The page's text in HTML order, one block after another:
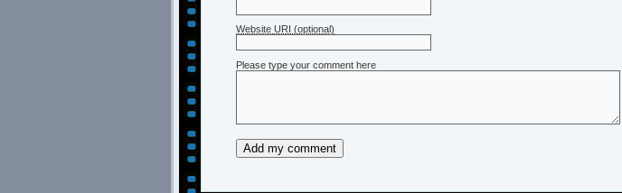
Website URI (optional)
Please type your comment here